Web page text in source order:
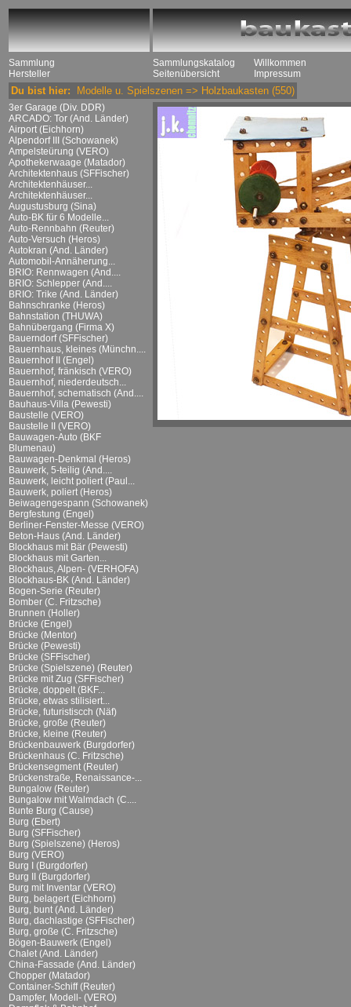
Sammlung
Hersteller
Sammlungskatalog
Seitenübersicht
Willkommen
Impressum
Du bist hier: Modelle u. Spielszenen => Holzbaukasten (550)
3er Garage (Div. DDR)
ARCADO: Tor (And. Länder)
Airport (Eichhorn)
Alpendorf III (Schowanek)
Ampelsteürung (VERO)
Apothekerwaage (Matador)
Architektenhaus (SFFischer)
Architektenhäuser...
Architektenhäuser...
Augustusburg (Sina)
Auto-BK für 6 Modelle...
Auto-Rennbahn (Reuter)
Auto-Versuch (Heros)
Autokran (And. Länder)
Automobil-Annäherung...
BRIO: Rennwagen (And....
BRIO: Schlepper (And....
BRIO: Trike (And. Länder)
Bahnschranke (Heros)
Bahnstation (THUWA)
Bahnübergang (Firma X)
Bauerndorf (SFFischer)
Bauernhaus, kleines (Münchn....
Bauernhof II (Engel)
Bauernhof, fränkisch (VERO)
Bauernhof, niederdeutsch...
Bauernhof, schematisch (And....
Bauhaus-Villa (Pewesti)
Baustelle (VERO)
Baustelle II (VERO)
Bauwagen-Auto (BKF
Blumenau)
Bauwagen-Denkmal (Heros)
Bauwerk, 5-teilig (And....
Bauwerk, leicht poliert (Paul...
Bauwerk, poliert (Heros)
Beiwagengespann (Schowanek)
Bergfestung (Engel)
Berliner-Fenster-Messe (VERO)
Beton-Haus (And. Länder)
Blockhaus mit Bär (Pewesti)
Blockhaus mit Garten...
Blockhaus, Alpen- (VERHOFA)
Blockhaus-BK (And. Länder)
Bogen-Serie (Reuter)
Bomber (C. Fritzsche)
Brunnen (Holler)
Brücke (Engel)
Brücke (Mentor)
Brücke (Pewesti)
Brücke (SFFischer)
Brücke (Spielszene) (Reuter)
Brücke mit Zug (SFFischer)
Brücke, doppelt (BKF...
Brücke, etwas stilisiert...
Brücke, futuristiscch (Näf)
Brücke, große (Reuter)
Brücke, kleine (Reuter)
Brückenbauwerk (Burgdorfer)
Brückenhaus (C. Fritzsche)
Brückensegment (Reuter)
Brückenstraße, Renaissance-...
Bungalow (Reuter)
Bungalow mit Walmdach (C....
Bunte Burg (Cause)
Burg (Ebert)
Burg (SFFischer)
Burg (Spielszene) (Heros)
Burg (VERO)
Burg I (Burgdorfer)
Burg II (Burgdorfer)
Burg mit Inventar (VERO)
Burg, belagert (Eichhorn)
Burg, bunt (And. Länder)
Burg, dachlastige (SFFischer)
Burg, große (C. Fritzsche)
Bögen-Bauwerk (Engel)
Chalet (And. Länder)
China-Fassade (And. Länder)
Chopper (Matador)
Container-Schiff (Reuter)
Dampfer, Modell- (VERO)